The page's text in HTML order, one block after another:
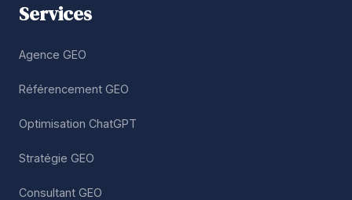
Services
Agence GEO
Référencement GEO
Optimisation ChatGPT
Stratégie GEO
Consultant GEO